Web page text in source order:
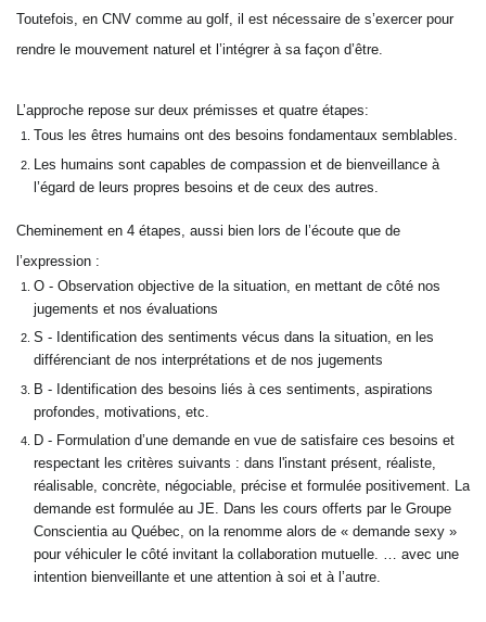
Toutefois, en CNV comme au golf, il est nécessaire de s’exercer pour
rendre le mouvement naturel et l’intégrer à sa façon d’être.
L’approche repose sur deux prémisses et quatre étapes:
Tous les êtres humains ont des besoins fondamentaux semblables.
Les humains sont capables de compassion et de bienveillance à
l’égard de leurs propres besoins et de ceux des autres.
Cheminement en 4 étapes, aussi bien lors de l’écoute que de
l’expression :
O - Observation objective de la situation, en mettant de côté nos
jugements et nos évaluations
S - Identification des sentiments vécus dans la situation, en les
différenciant de nos interprétations et de nos jugements
B - Identification des besoins liés à ces sentiments, aspirations
profondes, motivations, etc.
D - Formulation d’une demande en vue de satisfaire ces besoins et
respectant les critères suivants : dans l'instant présent, réaliste,
réalisable, concrète, négociable, précise et formulée positivement. La
demande est formulée au JE. Dans les cours offerts par le Groupe
Conscientia au Québec, on la renomme alors de « demande sexy »
pour véhiculer le côté invitant la collaboration mutuelle. … avec une
intention bienveillante et une attention à soi et à l’autre.